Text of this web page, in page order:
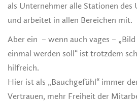
als Unternehmer alle Stationen
und arbeitet in allen Bereichen mit.
Aber ein – wenn auch vages –
einmal werden soll“ ist trotzdem
hilfreich.
Hier ist als „Bauchgefühl“ immer
Vertrauen, mehr Freiheit der